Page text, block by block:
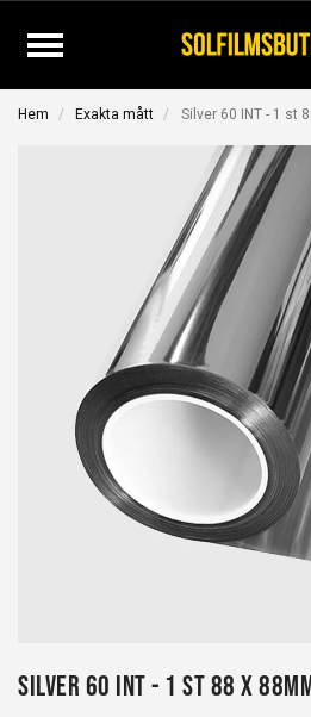
Hem Exakta mått Silver 60 INT - 1 st
Silver 60 INT - 1 st 88 x